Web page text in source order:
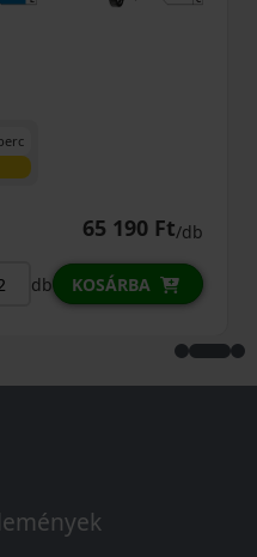
65 190 Ft/db
db KOSÁRBA